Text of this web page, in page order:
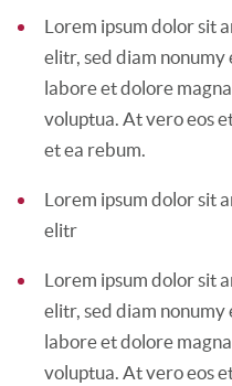
Lorem ipsum dolor sit
elitr, sed diam
labore et dolore
voluptua. At vero eos
et ea rebum.
Lorem ipsum dolor sit
elitr
Lorem ipsum dolor sit
elitr, sed diam
labore et dolore
voluptua. At vero eos